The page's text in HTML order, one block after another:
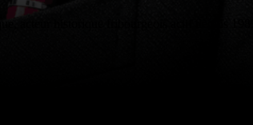
acteur historique fribourgeois actif depuis